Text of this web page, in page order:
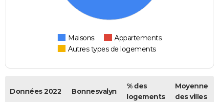
Maisons
Appartements
Autres types de logements
Données 2022 Bonnesvalyn
% des
logements
Moyenne
des villes